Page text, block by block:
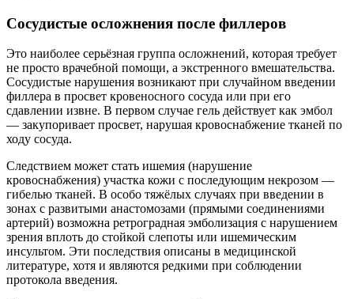
Сосудистые осложнения после филлеров
Это наиболее серьёзная группа осложнений, которая требует
не просто врачебной помощи, а экстренного вмешательства.
Сосудистые нарушения возникают при случайном введении
филлера в просвет кровеносного сосуда или при его
сдавлении извне. В первом случае гель действует как эмбол
— закупоривает просвет, нарушая кровоснабжение тканей по
ходу сосуда.
Следствием может стать ишемия (нарушение
кровоснабжения) участка кожи с последующим некрозом —
гибелью тканей. В особо тяжёлых случаях при введении в
зонах с развитыми анастомозами (прямыми соединениями
артерий) возможна ретроградная эмболизация с нарушением
зрения вплоть до стойкой слепоты или ишемическим
инсультом. Эти последствия описаны в медицинской
литературе, хотя и являются редкими при соблюдении
протокола введения.